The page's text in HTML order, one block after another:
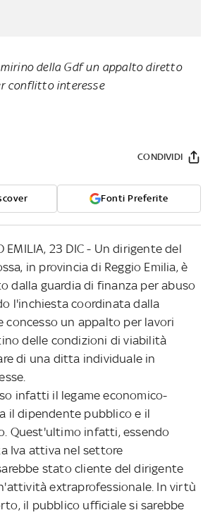
della Gdf un appalto diretto
conflitto interesse
Fonti Preferite
CONDIVIDI
EMILIA, 23 DIC - Un dirigente del
in provincia di Reggio Emilia, è
dalla guardia di finanza per abuso
l'inchiesta coordinata dalla
concesso un appalto per lavori
delle condizioni di viabilità
di una ditta individuale in
infatti il legame economico-
il dipendente pubblico e il
Quest'ultimo infatti, essendo
Iva attiva nel settore
stato cliente del dirigente
extraprofessionale. In virtù
il pubblico ufficiale si sarebbe